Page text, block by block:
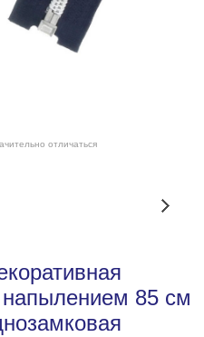
отличаться
85 см